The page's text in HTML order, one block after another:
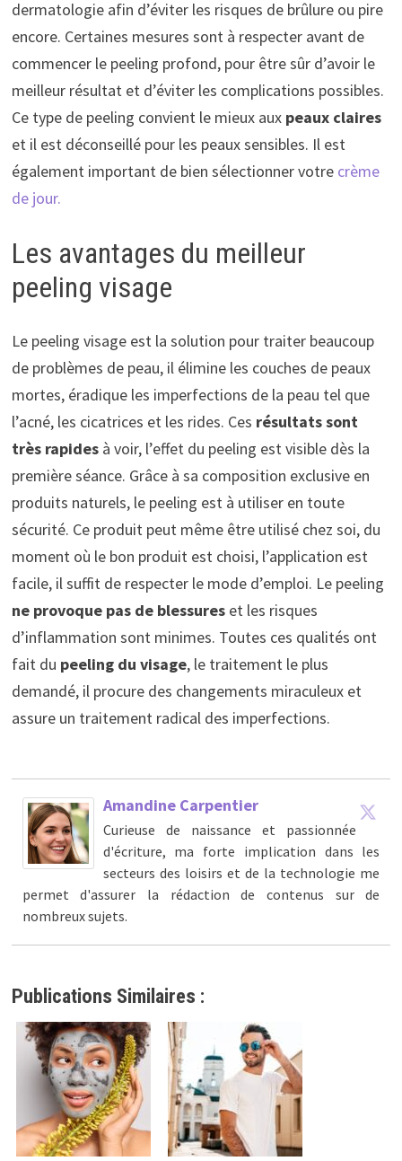
dermatologie afin d’éviter les risques de brûlure ou pire
encore. Certaines mesures sont à respecter avant de
commencer le peeling profond, pour être sûr d’avoir le
meilleur résultat et d’éviter les complications possibles.
Ce type de peeling convient le mieux aux peaux claires
et il est déconseillé pour les peaux sensibles. Il est
également important de bien sélectionner votre crème
de jour.
Les avantages du meilleur
peeling visage
Le peeling visage est la solution pour traiter beaucoup
de problèmes de peau, il élimine les couches de peaux
mortes, éradique les imperfections de la peau tel que
l’acné, les cicatrices et les rides. Ces résultats sont
très rapidesà voir, l’effet du peeling est visible dès la
première séance. Grâce à sa composition exclusive en
produits naturels, le peeling est à utiliser en toute
sécurité. Ce produit peut même être utilisé chez soi, du
moment où le bon produit est choisi, l’application est
facile, il suffit de respecter le mode d’emploi. Le peeling
ne provoque pas de blessures et les risques
d’inflammation sont minimes. Toutes ces qualités ont
fait du peeling du visage, le traitement le plus
demandé, il procure des changements miraculeux et
assure un traitement radical des imperfections.
Amandine Carpentier
Curieuse de naissance et passionnée
d'écriture, ma forte implication dans les
secteurs des loisirs et de la technologie me
permet d'assurer la rédaction de contenus sur de
nombreux sujets.
Publications Similaires :